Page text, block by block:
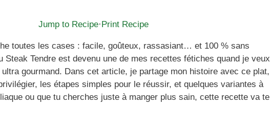
Jump to Recipe·Print Recipe
toutes les cases : facile, goûteux, rassasiant… et 100 % sans
Steak Tendre est devenu une de mes recettes fétiches quand je veux
gourmand. Dans cet article, je partage mon histoire avec ce plat,
les étapes simples pour le réussir, et quelques variantes à
ou que tu cherches juste à manger plus sain, cette recette va te